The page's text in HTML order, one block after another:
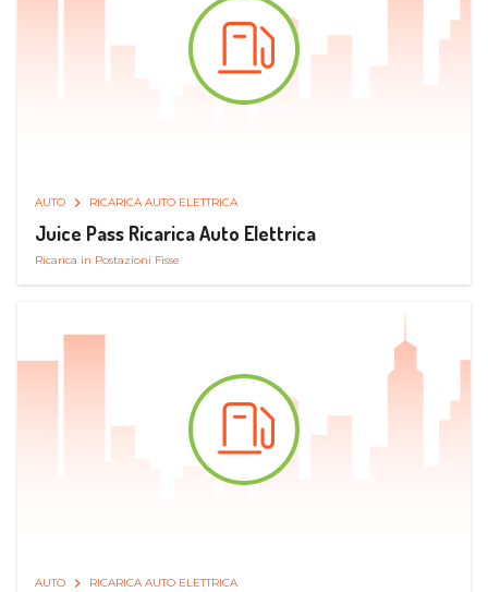
AUTO RICARICA AUTO ELETTRICA
Juice Pass Ricarica Auto Elettrica
Ricarica in Postazioni Fisse
AUTO RICARICA AUTO ELETTRICA